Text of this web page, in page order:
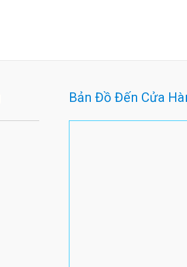
Bản Đồ Đến Cửa